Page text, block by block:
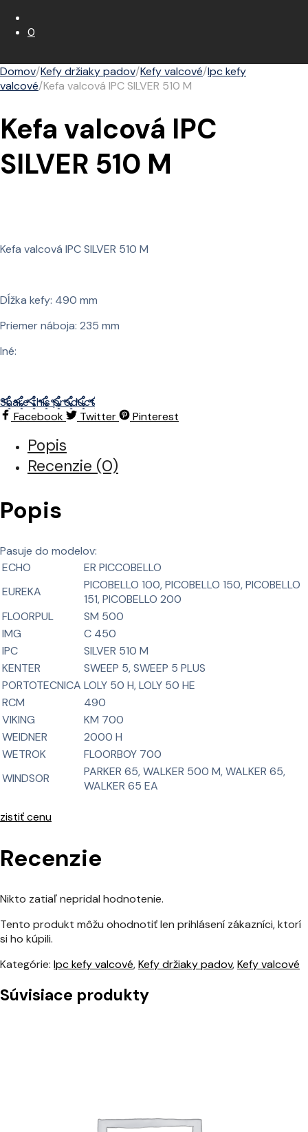
0
Domov/Kefy držiaky padov/Kefy valcové/Ipc kefy
valcové/Kefa valcová IPC SILVER 510 M
Kefa valcová IPC
SILVER 510 M
Kefa valcová IPC SILVER 510 M
Dĺžka kefy: 490 mm
Priemer náboja: 235 mm
Iné:
Share this product
Facebook
Twitter Pinterest
Popis
Recenzie (0)
Popis
Pasuje do modelov:
ECHO
ER PICCOBELLO
EUREKA
PICOBELLO 100, PICOBELLO 150, PICOBELLO
151, PICOBELLO 200
FLOORPUL
SM 500
IMG
C 450
IPC
SILVER 510 M
KENTER
SWEEP 5, SWEEP 5 PLUS
PORTOTECNICA LOLY 50 H, LOLY 50 HE
RCM
490
VIKING
KM 700
WEIDNER
2000 H
WETROK
FLOORBOY 700
WINDSOR
PARKER 65, WALKER 500 M, WALKER 65,
WALKER 65 EA
zistiť cenu
Recenzie
Nikto zatiaľ nepridal hodnotenie.
Tento produkt môžu ohodnotiť len prihlásení zákazníci, ktorí
si ho kúpili.
Kategórie: Ipc kefy valcové,Kefy držiaky padov,Kefy valcové
Súvisiace produkty